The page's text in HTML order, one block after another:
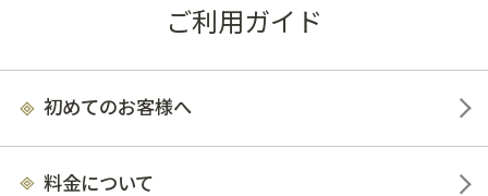
ご利用ガイド
初めてのお客様へ
料金について